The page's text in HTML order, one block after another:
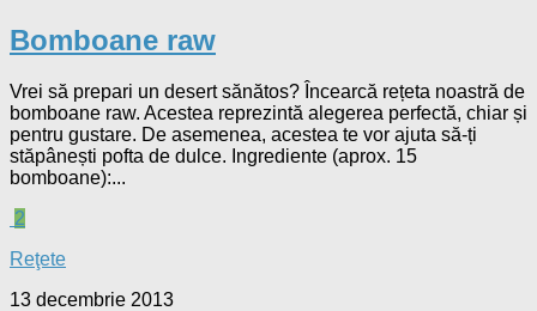
Bomboane raw
Vrei să prepari un desert sănătos? Încearcă rețeta noastră de
bomboane raw. Acestea reprezintă alegerea perfectă, chiar și
pentru gustare. De asemenea, acestea te vor ajuta să-ți
stăpânești pofta de dulce. Ingrediente (aprox. 15
bomboane):...
2
Reţete
13 decembrie 2013